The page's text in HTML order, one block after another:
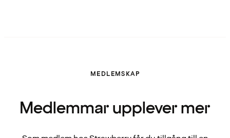
MEDLEMSKAP
Medlemmar upplever mer